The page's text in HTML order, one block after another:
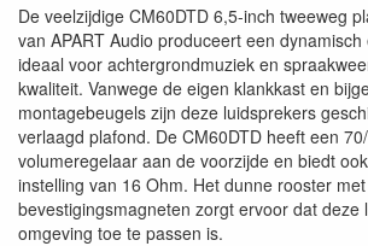
De veelzijdige CM60DTD 6,5-inch tweeweg
van APART Audio produceert een
ideaal voor achtergrondmuziek en
kwaliteit. Vanwege de eigen klankkast en
montagebeugels zijn deze luidsprekers
verlaagd plafond. De CM60DTD heeft een
volumeregelaar aan de voorzijde en biedt
instelling van 16 Ohm. Het dunne rooster
bevestigingsmagneten zorgt ervoor dat deze
omgeving toe te passen is.